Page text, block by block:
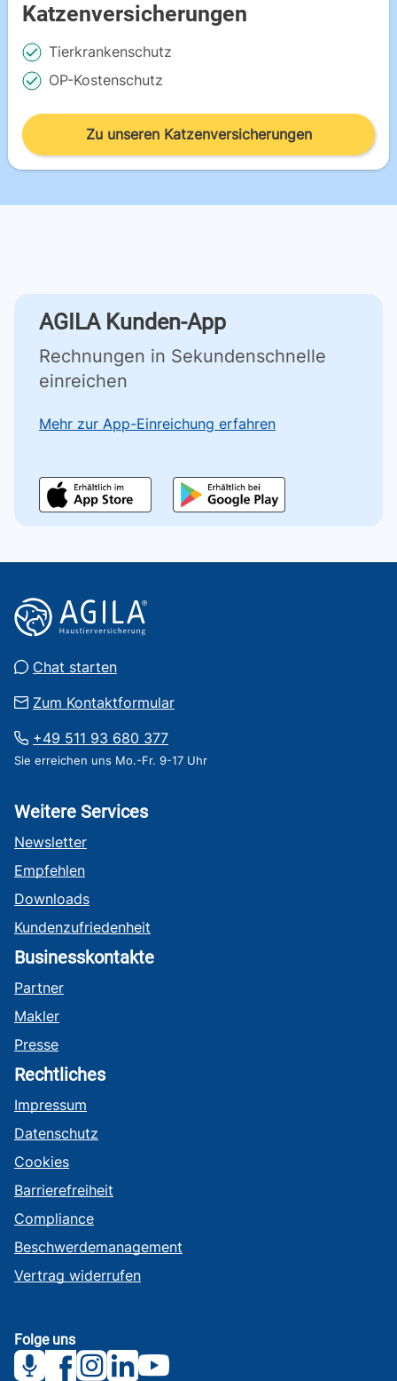
Katzenversicherungen
Tierkrankenschutz
OP-Kostenschutz
Zu unseren Katzenversicherungen
AGILA Kunden-App
Rechnungen in Sekundenschnelle
einreichen
Mehr zur App-Einreichung erfahren